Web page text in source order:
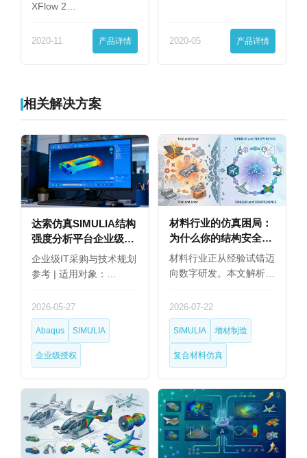
XFlow 2…
2020-11 产品详情 2020-05 产品详情
相关解决方案
达索仿真SIMULIA结构
强度分析平台企业级永
久授权选购指南
企业级IT采购与技术规划
参考 | 适用对象：…
2026-05-27
Abaqus SIMULIA
企业级授权
材料行业的仿真困局：
为什么你的结构安全设
计总靠试错？
材料行业正从经验试错迈
向数字研发。本文解析
2026-07-22
SIMULIA 增材制造
复合材料仿真